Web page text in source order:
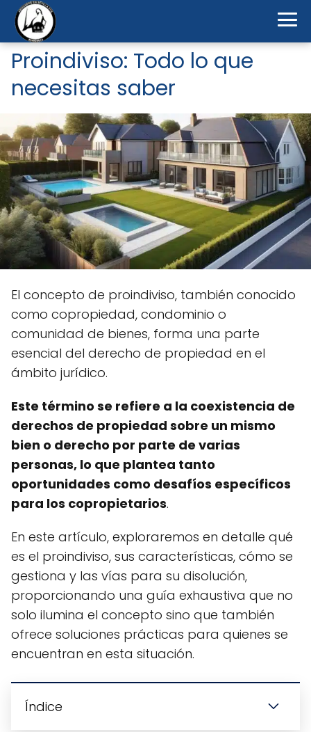
Proindiviso: Todo lo que
necesitas saber
El concepto de proindiviso, también conocido
como copropiedad, condominio o
comunidad de bienes, forma una parte
esencial del derecho de propiedad en el
ámbito jurídico.
Este término se refiere a la coexistencia de
derechos de propiedad sobre un mismo
bien o derecho por parte de varias
personas, lo que plantea tanto
oportunidades como desafíos específicos
para los copropietarios.
En este artículo, exploraremos en detalle qué
es el proindiviso, sus características, cómo se
gestiona y las vías para su disolución,
proporcionando una guía exhaustiva que no
solo ilumina el concepto sino que también
ofrece soluciones prácticas para quienes se
encuentran en esta situación.
Índice